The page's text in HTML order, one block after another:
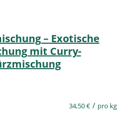
– Exotische
mit Curry-
34,50€ / pro kg